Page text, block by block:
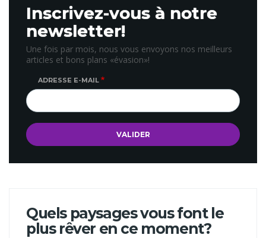
Inscrivez-vous à notre
newsletter!
Une fois par mois, nous vous envoyons nos meilleurs
articles et bons plans «évasion»!
ADRESSE E-MAIL
Quels paysages vous font le
plus rêver en ce moment?